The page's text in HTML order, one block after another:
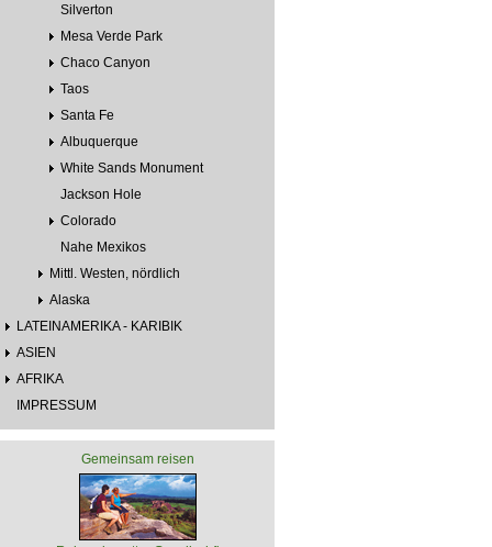
Silverton
Mesa Verde Park
Chaco Canyon
Taos
Santa Fe
Albuquerque
White Sands Monument
Jackson Hole
Colorado
Nahe Mexikos
Mittl. Westen, nördlich
Alaska
LATEINAMERIKA - KARIBIK
ASIEN
AFRIKA
IMPRESSUM
Gemeinsam reisen